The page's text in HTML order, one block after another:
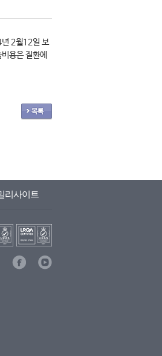
년 2월12일 보
용은 질환에
리사이트